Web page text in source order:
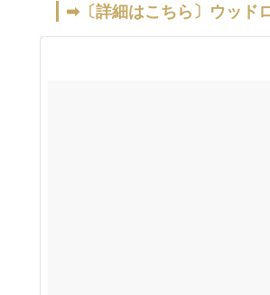
➡〔詳細はこちら〕ウッド